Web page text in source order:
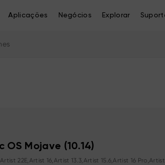
Aplicações Negócios Explorar
OS Mojave (10.14)
22E,Artist 16,Artist 13.3,Artist 15.6,Artist 16